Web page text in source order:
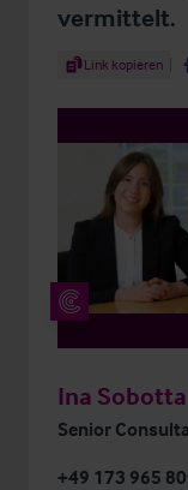
vermittelt.
Share Article
Link kopieren
Ina Sobotta
Senior
+49 173 965